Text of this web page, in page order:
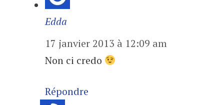
Edda
17 janvier 2013 à 12:09 am
Non ci credo
Répondre